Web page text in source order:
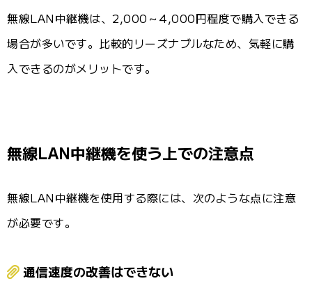
無線LAN中継機は、2,000～4,000円程度で購入できる
場合が多いです。比較的リーズナブルなため、気軽に購
入できるのがメリットです。
無線LAN中継機を使う上での注意点
無線LAN中継機を使用する際には、次のような点に注意
が必要です。
通信速度の改善はできない